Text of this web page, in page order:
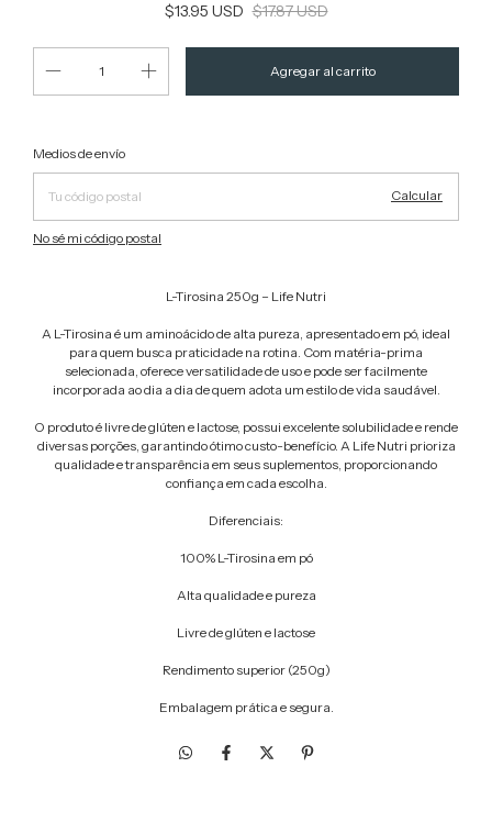
$13.95 USD $17.87 USD
Entregas para el CP:
Medios de envío
Calcular
No sé mi código postal
L-Tirosina 250g – Life Nutri
A L-Tirosina é um aminoácido de alta pureza, apresentado em pó, ideal
para quem busca praticidade na rotina. Com matéria-prima
selecionada, oferece versatilidade de uso e pode ser facilmente
incorporada ao dia a dia de quem adota um estilo de vida saudável.
O produto é livre de glúten e lactose, possui excelente solubilidade e rende
diversas porções, garantindo ótimo custo-benefício. A Life Nutri prioriza
qualidade e transparência em seus suplementos, proporcionando
confiança em cada escolha.
Diferenciais:
100% L-Tirosina em pó
Alta qualidade e pureza
Livre de glúten e lactose
Rendimento superior (250g)
Embalagem prática e segura.